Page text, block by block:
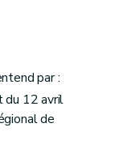
par :
du 12 avril
de